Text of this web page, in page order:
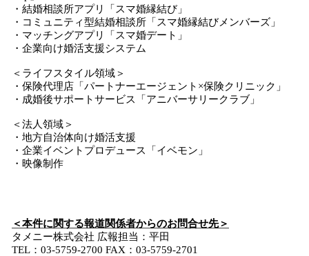
・結婚相談所アプリ「スマ婚縁結び」
・コミュニティ型結婚相談所「スマ婚縁結びメンバーズ」
・マッチングアプリ「スマ婚デート」
・企業向け婚活支援システム
＜ライフスタイル領域＞
・保険代理店「パートナーエージェント×保険クリニック」
・成婚後サポートサービス「アニバーサリークラブ」
＜法人領域＞
・地方自治体向け婚活支援
・企業イベントプロデュース「イベモン」
・映像制作
＜本件に関する報道関係者からのお問合せ先＞
タメニー株式会社 広報担当：平田
TEL：03-5759-2700 FAX：03‐5759‐2701